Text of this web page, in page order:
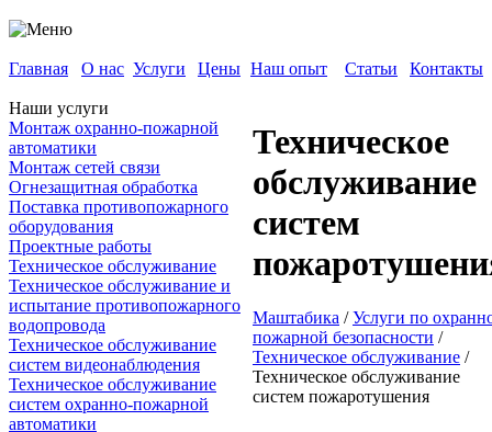
Главная О нас Услуги Цены Наш опыт Статьи Контакты
Наши услуги
Монтаж охранно-пожарной
автоматики
Монтаж сетей связи
Огнезащитная обработка
Поставка противопожарного
оборудования
Проектные работы
Техническое обслуживание
Техническое обслуживание и
испытание противопожарного
водопровода
Техническое обслуживание
систем видеонаблюдения
Техническое обслуживание
систем охранно-пожарной
автоматики
Техническое
обслуживание
систем
Маштабика / Услуги по
пожарной безопасности /
Техническое обслуживание /
Техническое обслуживание
систем пожаротушения